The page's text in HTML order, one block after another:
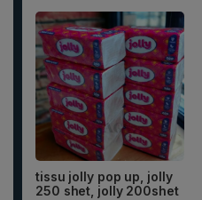
tissu jolly pop up, jolly
250 shet, jolly 200shet